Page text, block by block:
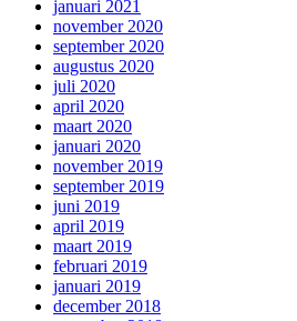
januari 2021
november 2020
september 2020
augustus 2020
juli 2020
april 2020
maart 2020
januari 2020
november 2019
september 2019
juni 2019
april 2019
maart 2019
februari 2019
januari 2019
december 2018